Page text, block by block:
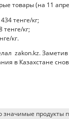
товары (на 11
тенге/кг;
тенге/кг;
кг.
zakon.kz.
в Казахстане
значимые продукты